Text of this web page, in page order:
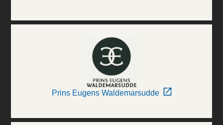
Prins Eugens Waldemarsudde